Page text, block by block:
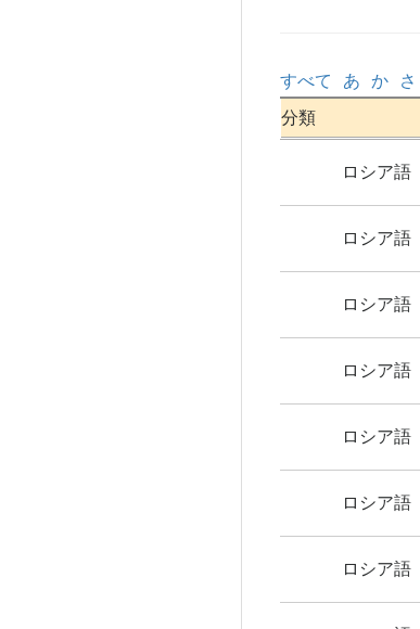
すべて あ か さ
分類
ロシア語
ロシア語
ロシア語
ロシア語
ロシア語
ロシア語
ロシア語